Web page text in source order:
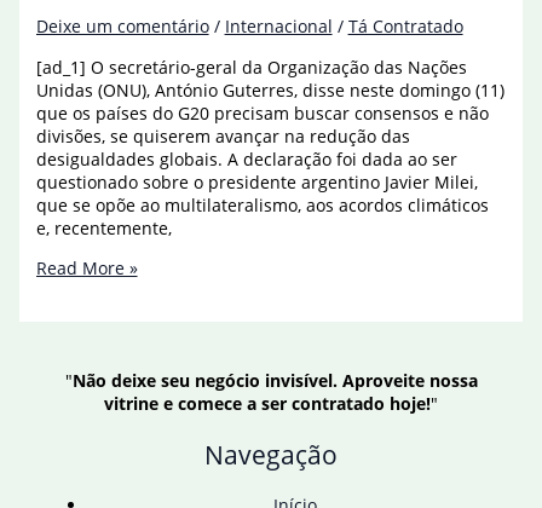
Deixe um comentário / Internacional / Tá Contratado
[ad_1] O secretário-geral da Organização das Nações
Unidas (ONU), António Guterres, disse neste domingo (11)
que os países do G20 precisam buscar consensos e não
divisões, se quiserem avançar na redução das
desigualdades globais. A declaração foi dada ao ser
questionado sobre o presidente argentino Javier Milei,
que se opõe ao multilateralismo, aos acordos climáticos
e, recentemente,
Secretário-
“espírito
avançar
Read More »
"Não deixe seu negócio invisível. Aproveite nossa
vitrine e comece a ser contratado hoje!"
Navegação